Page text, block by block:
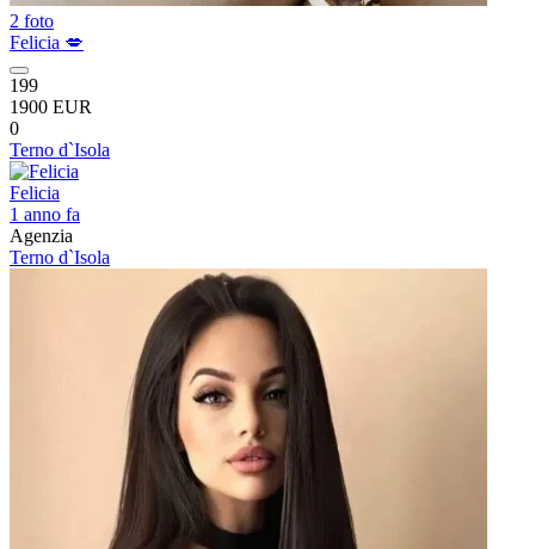
2 foto
Felicia 💋
199
1900 EUR
0
Terno d`Isola
Felicia
1 anno fa
Agenzia
Terno d`Isola